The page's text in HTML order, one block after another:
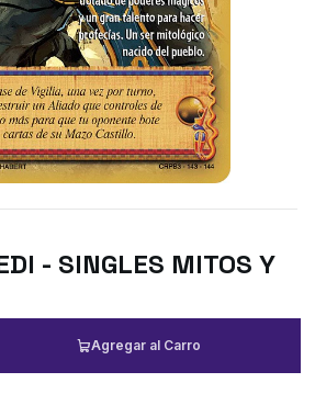
- SINGLES MITOS Y
Agregar al Carro